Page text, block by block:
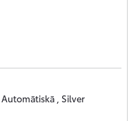
, Silver